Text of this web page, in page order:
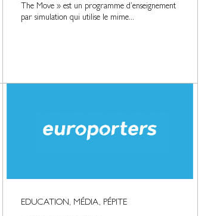
The Move » est un programme d’enseignement
par simulation qui utilise le mime...
EDUCATION, MÉDIA, PÉPITE